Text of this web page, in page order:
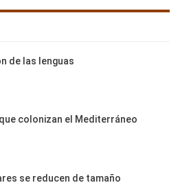
de las lenguas
colonizan el Mediterráneo
se reducen de tamaño